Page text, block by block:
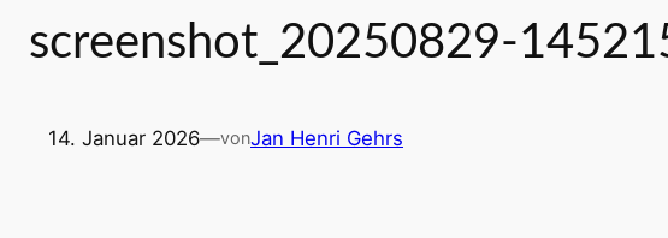
screenshot_20250829-
14. Januar 2026—vonJan Henri Gehrs